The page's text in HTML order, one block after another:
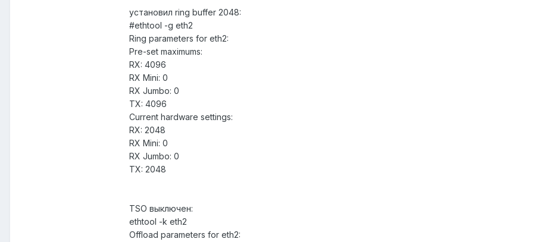
установил ring buffer 2048:
#ethtool -g eth2
Ring parameters for eth2:
Pre-set maximums:
RX: 4096
RX Mini: 0
RX Jumbo: 0
TX: 4096
Current hardware settings:
RX: 2048
RX Mini: 0
RX Jumbo: 0
TX: 2048
TSO выключен:
ethtool -k eth2
Offload parameters for eth2: